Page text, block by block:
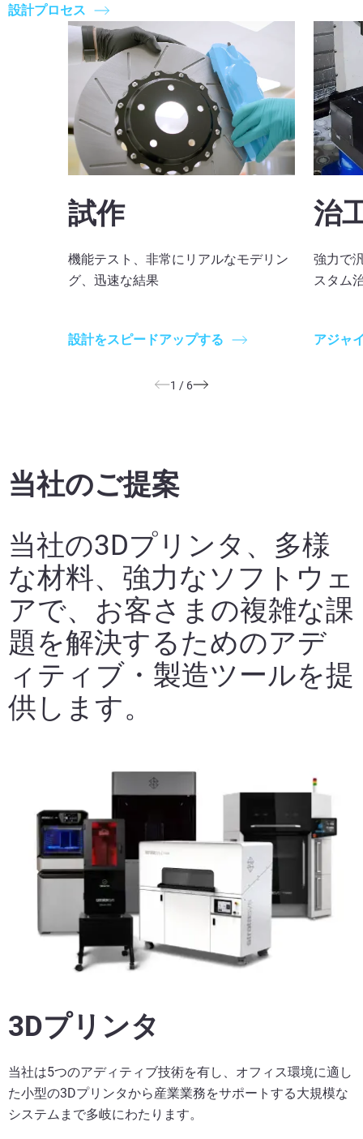
設計プロセス
試作
機能テスト、非常にリアルなモデリン
グ、迅速な結果
設計をスピードアップする
治
強力で
スタム
アジャ
1 / 6
当社のご提案
当社の3Dプリンタ、多様
な材料、強力なソフトウェ
アで、お客さまの複雑な課
題を解決するためのアデ
ィティブ・製造ツールを提
供します。
3Dプリンタ
当社は5つのアディティブ技術を有し、オフィス環境に適し
た小型の3Dプリンタから産業業務をサポートする大規模な
システムまで多岐にわたります。